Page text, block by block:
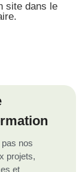
site dans le
nos
projets,
et